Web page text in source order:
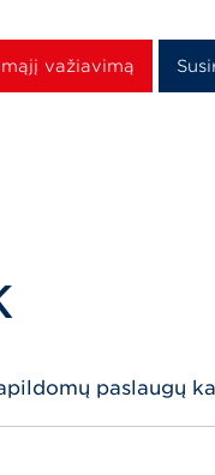
važiavimą
paslaugų